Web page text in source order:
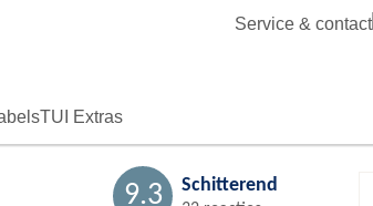
TUI Extras
Service & contact
Bewaren
9.3 Schitterend